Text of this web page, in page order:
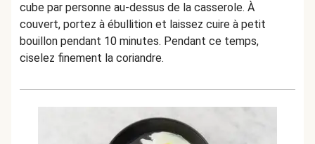
cube par personne au-dessus de la casserole. À
couvert, portez à ébullition et laissez cuire à petit
bouillon pendant 10 minutes. Pendant ce temps,
ciselez finement la coriandre.